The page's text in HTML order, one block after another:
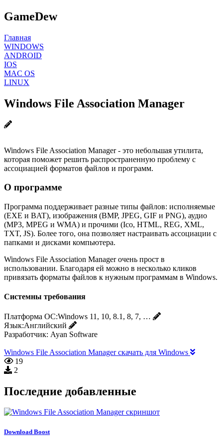
GameDew
Главная
WINDOWS
ANDROID
IOS
MAC OS
LINUX
Windows File Association Manager
Windows File Association Manager - это небольшая утилита,
которая поможет решить распространенную проблему с
ассоциацией форматов файлов и программ.
О программе
Программа поддерживает разные типы файлов: исполняемые
(EXE и BAT), изображения (BMP, JPEG, GIF и PNG), аудио
(MP3, MPEG и WMA) и прочими (Ico, HTML, REG, XML,
TXT, JS). Более того, она позволяет настраивать ассоциации с
папками и дисками компьютера.
Windows File Association Manager очень прост в
использовании. Благодаря ей можно в несколько кликов
привязать форматы файлов к нужным программам в Windows.
Системны требования
Платформа ОС:Windows 11, 10, 8.1, 8, 7, …
Язык:Английский
Разработчик: Ayan Software
Windows File Association Manager скачать для Windows
19
2
Последние добавленные
Download Boost